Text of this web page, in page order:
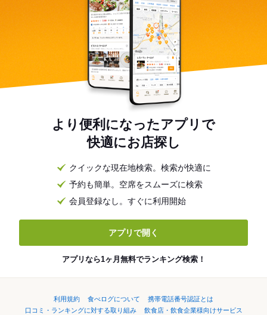
より便利になったアプリで
快適にお店探し
クイックな現在地検索。検索が快適に
予約も簡単。空席をスムーズに検索
会員登録なし。すぐに利用開始
アプリで開く
アプリなら1ヶ月無料でランキング検索！
利用規約 食べログについて
携帯電話番号認証とは
口コミ・ランキングに対する取り組み
飲食店・飲食企業様向けサービス